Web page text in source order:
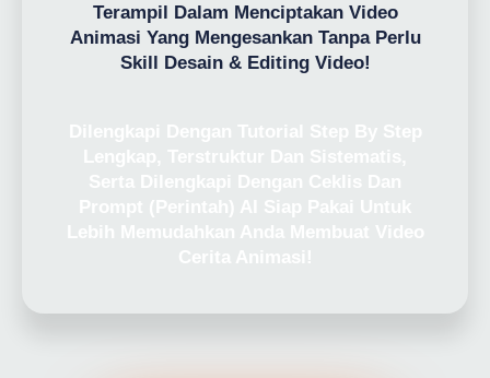
Terampil Dalam Menciptakan Video
Animasi Yang Mengesankan Tanpa Perlu
Skill Desain & Editing Video!